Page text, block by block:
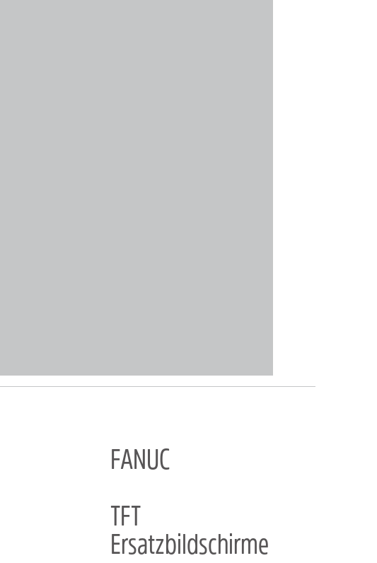
FANUC
TFT
Ersatzbildschirme